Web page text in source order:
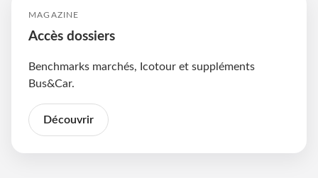
MAGAZINE
Accès dossiers
Benchmarks marchés, Icotour et suppléments
Bus&Car.
Découvrir